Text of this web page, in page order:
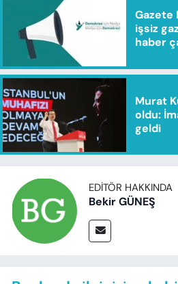
Gazete
işsiz
haber
Murat
oldu:
geldi
EDITÖR HAKKINDA
Bekir GÜNEŞ